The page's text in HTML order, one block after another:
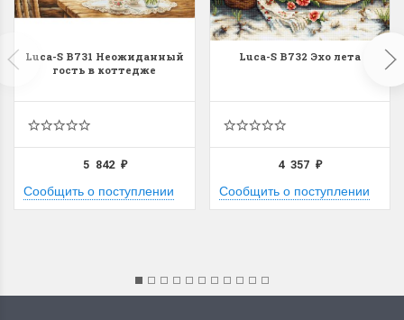
нитки и схема, всё в
Ларина Евгения
1 апреля 2026 14:55
Красивый
Очень красивый
Luca-S B731 Неожиданный
гость в коттедже
5 842 ₽
Сообщить о поступлении
Luca-S B732 Эхо лета
4 357₽
Сообщить о поступлении